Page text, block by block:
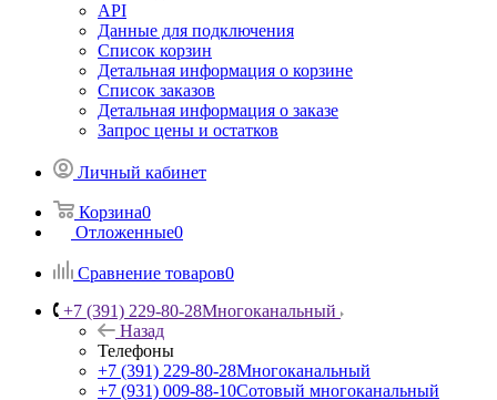
API
Данные для подключения
Список корзин
Детальная информация о корзине
Список заказов
Детальная информация о заказе
Запрос цены и остатков
Личный кабинет
Корзина0
Отложенные0
Сравнение товаров0
+7 (391) 229-80-28Многоканальный
Назад
Телефоны
+7 (391) 229-80-28Многоканальный
+7 (931) 009-88-10Сотовый многоканальный